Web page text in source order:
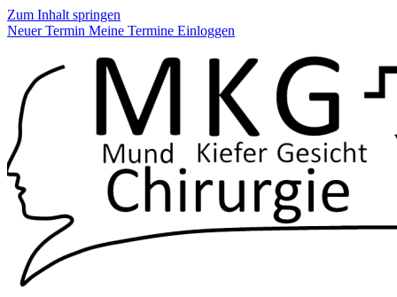
Zum Inhalt springen
Neuer Termin Meine Termine Einloggen